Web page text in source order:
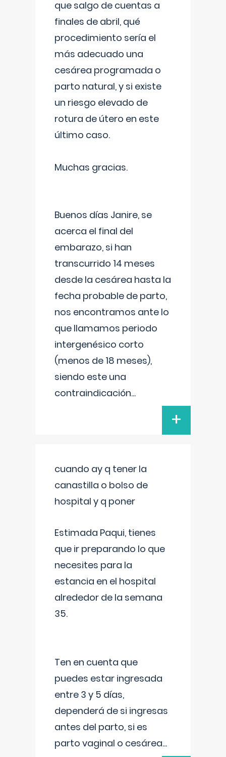
que salgo de cuentas a
finales de abril, qué
procedimiento sería el
más adecuado una
cesárea programada o
parto natural, y si existe
un riesgo elevado de
rotura de útero en este
último caso.
Muchas gracias.
Buenos días Janire, se
acerca el final del
embarazo, si han
transcurrido 14 meses
desde la cesárea hasta la
fecha probable de parto,
nos encontramos ante lo
que llamamos periodo
intergenésico corto
(menos de 18 meses),
siendo este una
contraindicación...
+
cuando ay q tener la
canastilla o bolso de
hospital y q poner
Estimada Paqui, tienes
que ir preparando lo que
necesites para la
estancia en el hospital
alrededor de la semana
35.
Ten en cuenta que
puedes estar ingresada
entre 3 y 5 días,
dependerá de si ingresas
antes del parto, si es
parto vaginal o cesárea...